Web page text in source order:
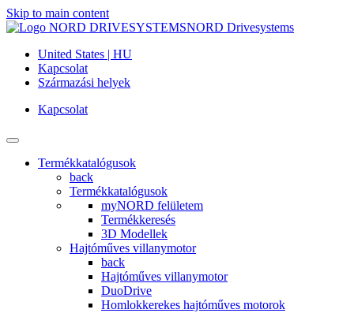
Skip to main content
NORD Drivesystems
United States | HU
Kapcsolat
Származási helyek
Kapcsolat
Termékkatalógusok
back
Termékkatalógusok
myNORD felületem
Termékkeresés
3D Modellek
Hajtóműves villanymotor
back
Hajtóműves villanymotor
DuoDrive
Homlokkerekes hajtóműves motorok